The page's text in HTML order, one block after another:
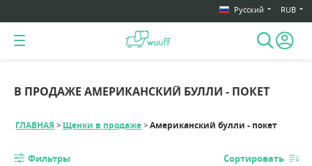
Русский RUB
В ПРОДАЖЕ AМЕРИКАНСКИЙ БУЛЛИ - ПОКЕТ
ГЛАВНАЯ Щенки в продаже Aмериканский булли - покет
Фильтры Сортировать